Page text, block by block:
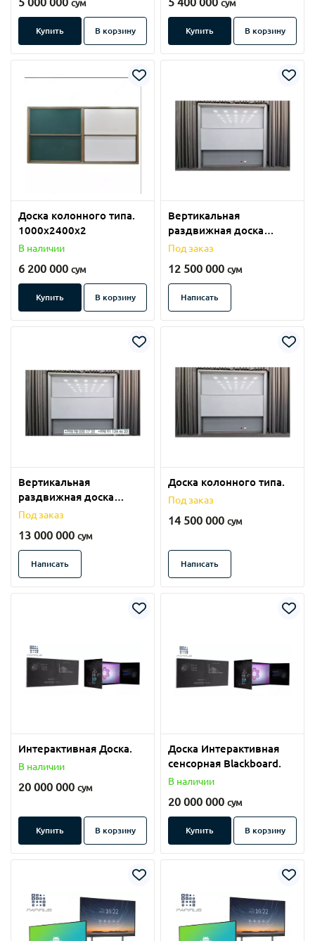
сум
Купить В корзину
сум
Купить В корзину
Доска колонного типа.
1000х2400х2
В наличии
6 200 000 сум
Купить В корзину
Вертикальная
раздвижная доска
3000mm.
Под заказ
12 500 000 сум
Написать
Вертикальная
раздвижная доска
колонного типа.
Под заказ
13 000 000 сум
Написать
Доска колонного типа.
Под заказ
14 500 000 сум
Написать
Интерактивная Доска.
В наличии
20 000 000 сум
Купить В корзину
Доска Интерактивная
сенсорная Blackboard.
В наличии
20 000 000 сум
Купить В корзину